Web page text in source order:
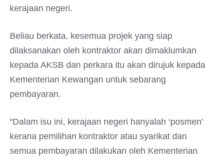
kerajaan negeri.
Beliau berkata, kesemua projek yang siap
dilaksanakan oleh kontraktor akan dimaklumkan
kepada AKSB dan perkara itu akan dirujuk kepada
Kementerian Kewangan untuk sebarang
pembayaran.
“Dalam isu ini, kerajaan negeri hanyalah ‘posmen’
kerana pemilihan kontraktor atau syarikat dan
semua pembayaran dilakukan oleh Kementerian